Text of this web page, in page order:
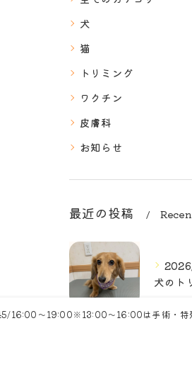
犬
猫
トリミング
ワクチン
皮膚科
お知らせ
最近の投稿
犬のト
16:00～19:00※13:00～16:00は手術・特